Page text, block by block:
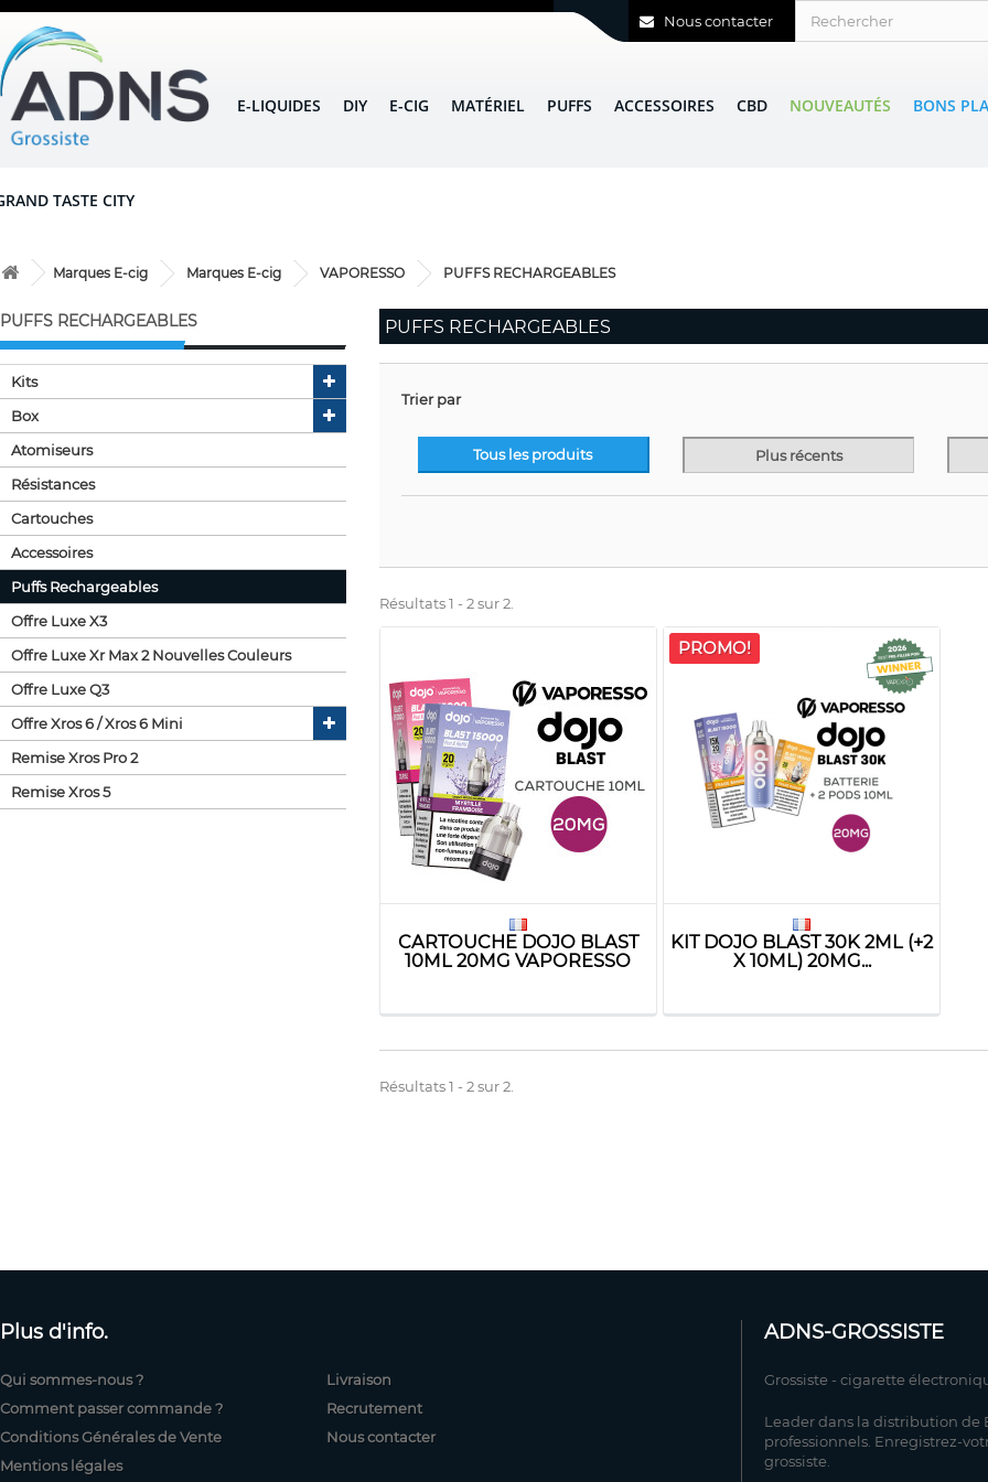
Nous contacter
E-LIQUIDES DIY E-CIG MATÉRIEL PUFFS ACCESSOIRES CBD NOUVEAUTÉS BONS
TASTE CITY
Marques E-cig Marques E-cig VAPORESSO PUFFS RECHARGEABLES
PUFFS RECHARGEABLES
Kits
Box
Atomiseurs
Résistances
Cartouches
Accessoires
Puffs Rechargeables
Offre Luxe X3
Offre Luxe Xr Max 2 Nouvelles Couleurs
Offre Luxe Q3
Offre Xros 6 / Xros 6 Mini
Remise Xros Pro 2
Remise Xros 5
PUFFS RECHARGEABLES
Trier par
Tous les produits Plus récents
Résultats 1 - 2 sur 2.
CARTOUCHE DOJO BLAST
10ML 20MG VAPORESSO
PROMO!
KIT DOJO BLAST 30K 2ML (+2
X 10ML) 20MG...
Résultats 1 - 2 sur 2.
Plus d'info.
Qui sommes-nous ?
Comment passer commande ?
Conditions Générales de Vente
Mentions légales
Livraison
Recrutement
Nous contacter
ADNS-GROSSISTE
Grossiste - cigarette
Leader dans la distribution de
professionnels. Enregistrez-
grossiste.